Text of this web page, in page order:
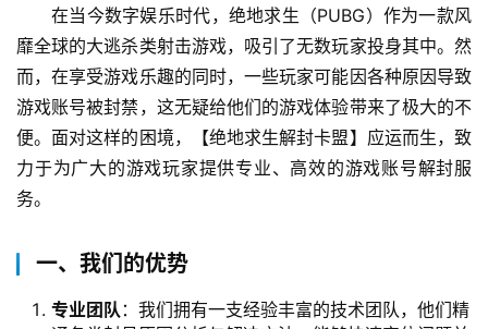
在当今数字娱乐时代，绝地求生（PUBG）作为一款风
靡全球的大逃杀类射击游戏，吸引了无数玩家投身其中。然
而，在享受游戏乐趣的同时，一些玩家可能因各种原因导致
游戏账号被封禁，这无疑给他们的游戏体验带来了极大的不
便。面对这样的困境，【绝地求生解封卡盟】应运而生，致
力于为广大的游戏玩家提供专业、高效的游戏账号解封服
务。
一、我们的优势
专业团队 ：我们拥有一支经验丰富的技术团队，他们精